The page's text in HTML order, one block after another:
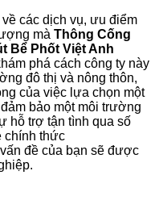
các dịch vụ, ưu điểm
mà Thông Cống
Bể Phốt Việt Anh
phá cách công ty này
đô thị và nông thôn,
của việc lựa chọn một
bảo một môi trường
hỗ trợ tận tình qua số
chính thức
đề của bạn sẽ được